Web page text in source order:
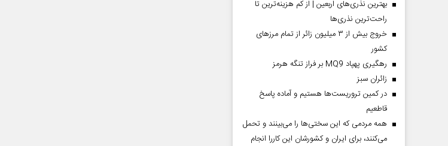
بهترین نذری‌های اربعین | از کم هزینه‌ترین تا
راحت‌ترین نذری‌ها
خروج بیش از ۳ میلیون زائر از تمام مرز‌های
کشور
رهگیری پهپاد MQ9 بر فراز تنگه هرمز
‌زائران سبز
در کمین تروریست‌ها هستیم و آماده پاسخ
قاطعیم
همه مردمی که این سختی‌ها را می‌بینند و تحمل
می‌کنند، برای ایران و کشورشان این کاررا انجام